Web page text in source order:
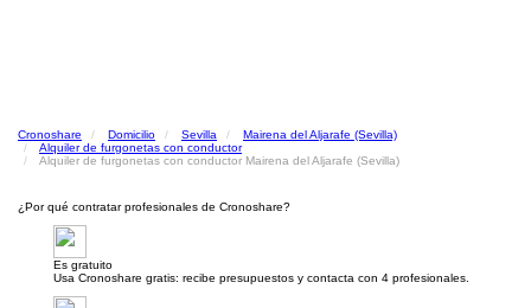
Cronoshare Domicilio Sevilla
Mairena del Aljarafe (Sevilla)
Alquiler de furgonetas con conductor
Alquiler de furgonetas con conductor Mairena del Aljarafe (Sevilla)
¿Por qué contratar profesionales de Cronoshare?
Es gratuito
Usa Cronoshare gratis: recibe presupuestos y contacta con 4 profesionales.